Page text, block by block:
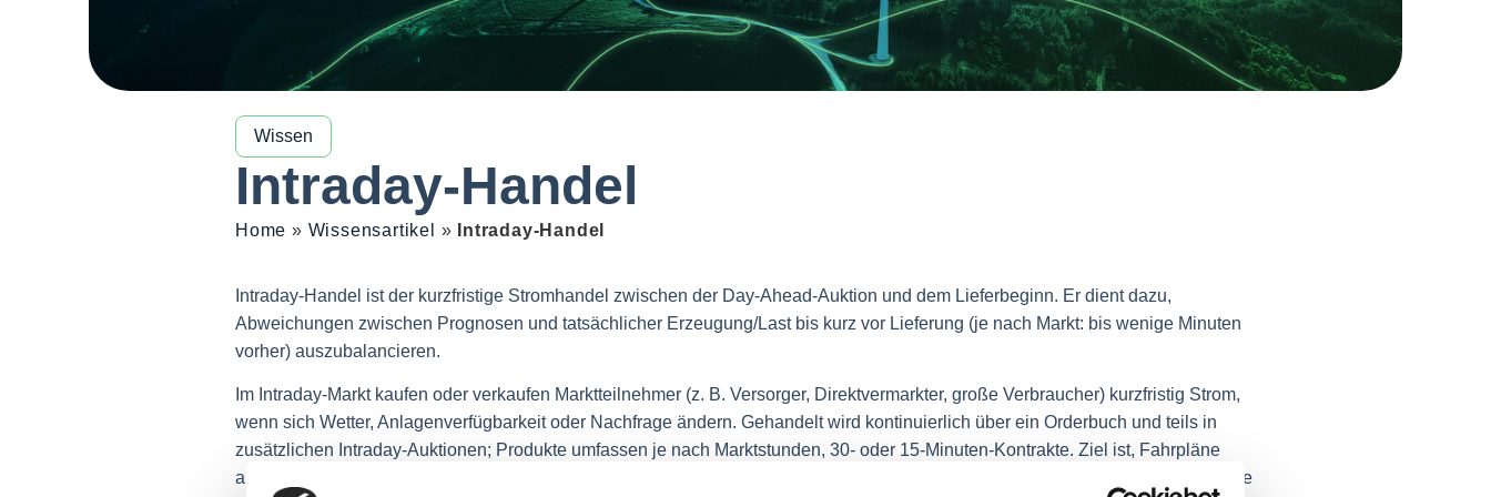
Wissen
Intraday-Handel
Home » Wissensartikel » Intraday-Handel
Intraday-Handel ist der kurzfristige Stromhandel zwischen der Day-Ahead-Auktion und dem Lieferbeginn. Er dient dazu,
Abweichungen zwischen Prognosen und tatsächlicher Erzeugung/Last bis kurz vor Lieferung (je nach Markt: bis wenige Minuten
vorher) auszubalancieren.
Im Intraday-Markt kaufen oder verkaufen Marktteilnehmer (z. B. Versorger, Direktvermarkter, große Verbraucher) kurzfristig Strom,
wenn sich Wetter, Anlagenverfügbarkeit oder Nachfrage ändern. Gehandelt wird kontinuierlich über ein Orderbuch und teils in
zusätzlichen Intraday-Auktionen; Produkte umfassen je nach Marktstunden, 30- oder 15-Minuten-Kontrakte. Ziel ist, Fahrpläne
anzupassen und die Abweichungen im Bilanzkreis (energetisches „Konto“ eines Marktteilnehmers) zu minimieren. Intraday-Preise